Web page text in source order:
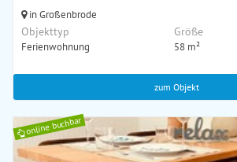
in Großenbrode
Objekttyp
Ferienwohnung
Größe
58 m²
zum Objekt
online buchbar